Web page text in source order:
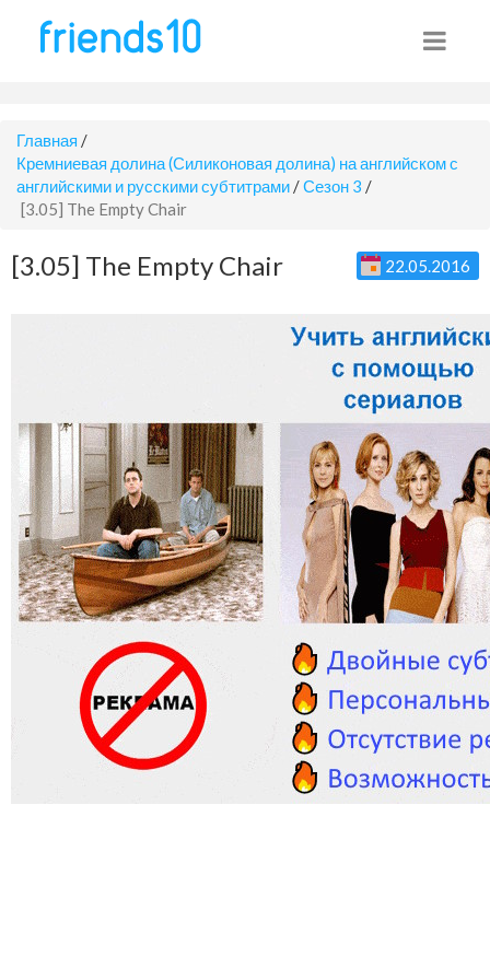
Главная /
Кремниевая долина (Силиконовая долина) на английском с
английскими и русскими субтитрами /Сезон 3 /
[3.05] The Empty Chair
[3.05] The Empty Chair 22.05.2016